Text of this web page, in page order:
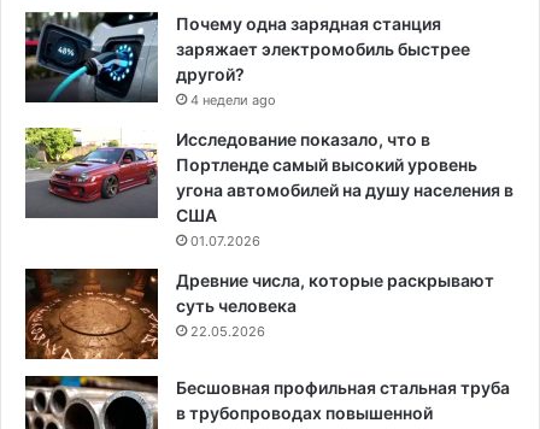
Почему одна зарядная станция
заряжает электромобиль быстрее
другой?
4 недели ago
Исследование показало, что в
Портленде самый высокий уровень
угона автомобилей на душу населения в
США
01.07.2026
Древние числа, которые раскрывают
суть человека
22.05.2026
Бесшовная профильная стальная труба
в трубопроводах повышенной